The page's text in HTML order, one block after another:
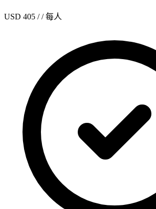
USD 405 / / 每人